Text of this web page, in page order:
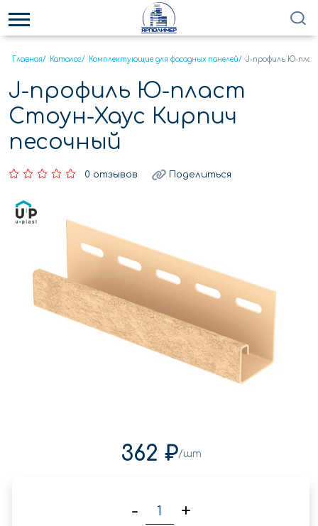
Главная/ Каталог/ Комплектующие для фасадных панелей/ J-профиль Ю-
J-профиль Ю-пласт
Стоун-Хаус Кирпич
песочный
0 отзывов Поделиться
362 ₽/шт
- +